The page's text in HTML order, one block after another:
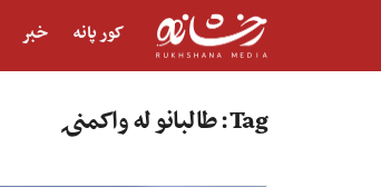
کور پانه خبر
Tag: طالبانو له واکمنۍ